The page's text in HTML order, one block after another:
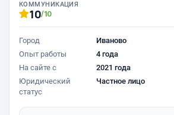
КОММУНИКАЦИЯ
10/10
Город
Иваново
Опыт работы
4 года
На сайте с
2021 года
Юридический
статус
Частное лицо